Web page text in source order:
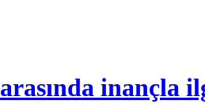
inançla